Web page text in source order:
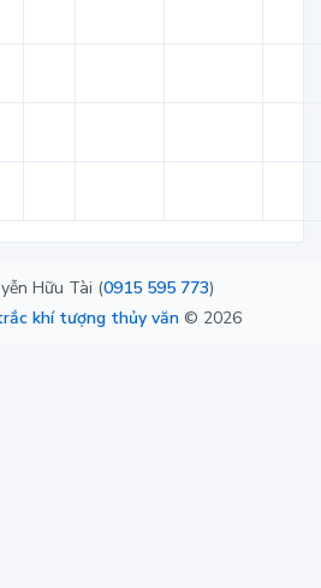
Hữu Tài (0915 595 773)
khí tượng thủy văn © 2026